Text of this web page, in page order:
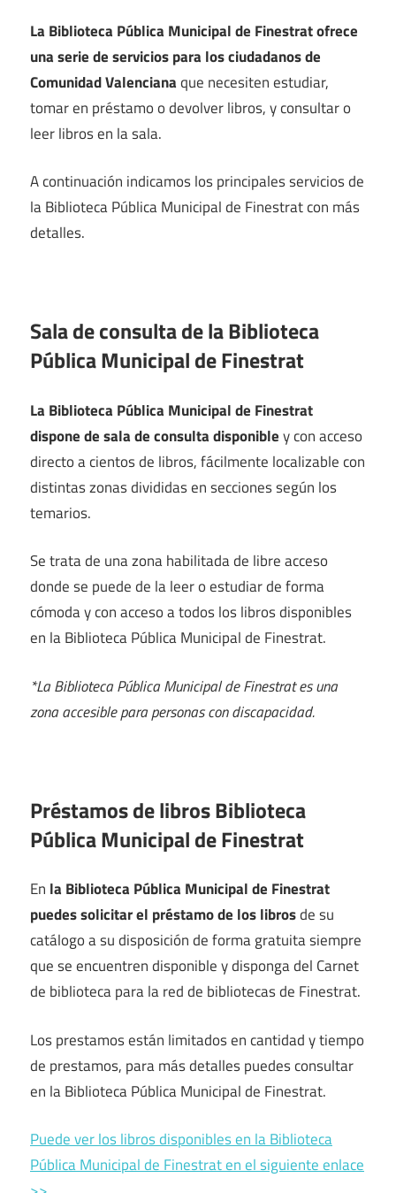
La Biblioteca Pública Municipal de Finestrat ofrece
una serie de servicios para los ciudadanos de
Comunidad Valencianaque necesiten estudiar,
tomar en préstamo o devolver libros, y consultar o
leer libros en la sala.
A continuación indicamos los principales servicios de
la Biblioteca Pública Municipal de Finestrat con más
detalles.
Sala de consulta de la Biblioteca
Pública Municipal de Finestrat
La Biblioteca Pública Municipal de Finestrat
dispone de sala de consulta disponibley con acceso
directo a cientos de libros, fácilmente localizable con
distintas zonas divididas en secciones según los
temarios.
Se trata de una zona habilitada de libre acceso
donde se puede de la leer o estudiar de forma
cómoda y con acceso a todos los libros disponibles
en la Biblioteca Pública Municipal de Finestrat.
*La Biblioteca Pública Municipal de Finestrat es una
zona accesible para personas con discapacidad.
Préstamos de libros Biblioteca
Pública Municipal de Finestrat
En la Biblioteca Pública Municipal de Finestrat
puedes solicitar el préstamo de los librosde su
catálogo a su disposición de forma gratuita siempre
que se encuentren disponible y disponga del Carnet
de biblioteca para la red de bibliotecas de Finestrat.
Los prestamos están limitados en cantidad y tiempo
de prestamos, para más detalles puedes consultar
en la Biblioteca Pública Municipal de Finestrat.
Puede ver los libros disponibles en la Biblioteca
Pública Municipal de Finestrat en el siguiente enlace